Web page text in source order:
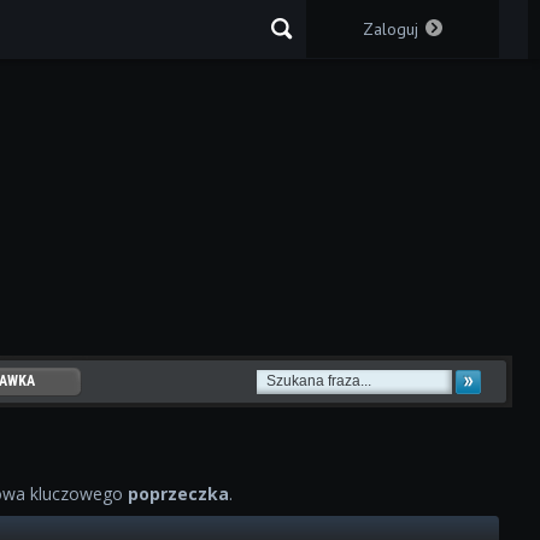
Zaloguj
kluczowego poprzeczka.